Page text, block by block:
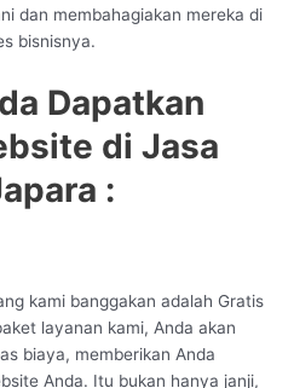
dan membahagiakan mereka di
bisnisnya.
Dapatkan
di Jasa
:
kami banggakan adalah Gratis
layanan kami, Anda akan
biaya, memberikan Anda
Anda. Itu bukan hanya janji,